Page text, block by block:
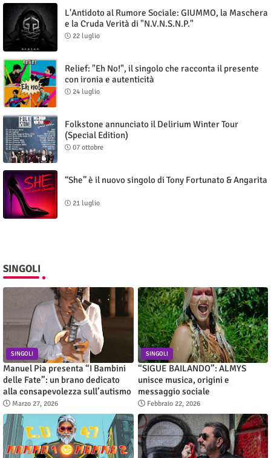
L'Antidoto al Rumore Sociale: GIUMMO, la Maschera
e la Cruda Verità di "N.V.N.S.N.P."
22 luglio
Relief: "Eh No!", il singolo che racconta il presente
con ironia e autenticità
24 luglio
Folkstone annunciato il Delirium Winter Tour
(Special Edition)
07 ottobre
“She” è il nuovo singolo di Tony Fortunato & Angarita
21 luglio
SINGOLI
SINGOLI
Manuel Pia presenta “I Bambini
delle Fate”: un brano dedicato
alla consapevolezza sull’autismo
Marzo 27, 2026
SINGOLI
“SIGUE BAILANDO”: ALMYS
unisce musica, origini e
messaggio sociale
Febbraio 22, 2026